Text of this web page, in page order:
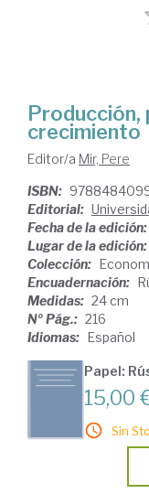
crecimiento
Editor/a Mir, Pere
ISBN:
Editorial:
Fecha de la edición:
Lugar de la edición:
Colección:
Encuadernación:
Medidas: 24 cm
Nº Pág.: 216
Idiomas: Español
Papel:
15,00
Sin